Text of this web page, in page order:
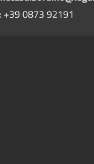
+39 0873 92191